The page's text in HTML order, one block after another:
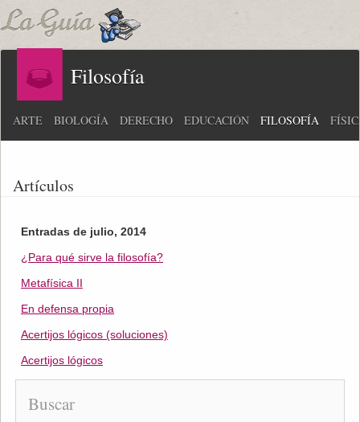
Filosofía
ARTE BIOLOGÍA DERECHO EDUCACIÓN FILOSOFÍA
Artículos
Entradas de julio, 2014
¿Para qué sirve la filosofía?
Metafísica II
En defensa propia
Acertijos lógicos (soluciones)
Acertijos lógicos
Buscar